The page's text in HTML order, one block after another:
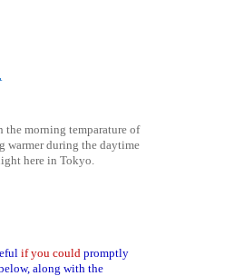
morning temparature of
warmer during the daytime
here in Tokyo.
if you could promptly
along with the